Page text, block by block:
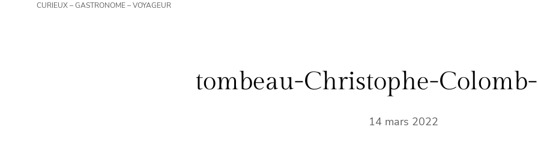
CURIEUX – GASTRONOME – VOYAGEUR
tombeau-Christophe-
14 mars 2022